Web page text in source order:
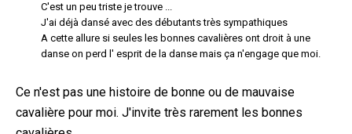
C'est un peu triste je trouve ...
J'ai déjà dansé avec des débutants très sympathiques
A cette allure si seules les bonnes cavalières ont droit à une
danse on perd l' esprit de la danse mais ça n'engage que moi.
Ce n'est pas une histoire de bonne ou de mauvaise
cavalière pour moi. J'invite très rarement les bonnes